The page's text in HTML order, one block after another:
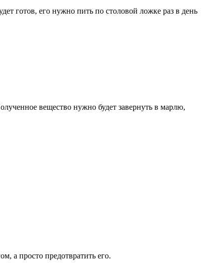
готов, его нужно пить по столовой ложке раз в день
вещество нужно будет завернуть в марлю,
а просто предотвратить его.